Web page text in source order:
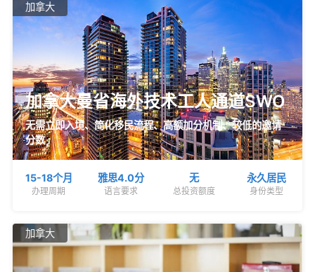
加拿大
加拿大曼省海外技术工人通道SWO
无需立即入境、简化移民流程、高额加分机制、较低的邀请
分数
15-18个月
办理周期
雅思4.0分
语言要求
无
总投资额度
永久居民
身份类型
加拿大